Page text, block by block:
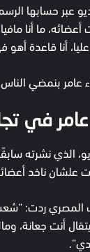
عبر حسابها
ما أنا
أنا قاعدة أهو
عامر بنمضي
في
الذي نشرته
علشان ناخد
المصري ردت:
أنت جعانة،